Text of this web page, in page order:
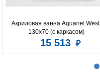
Акриловая ванна Aquanet West
130x70 (с каркасом)
15 513